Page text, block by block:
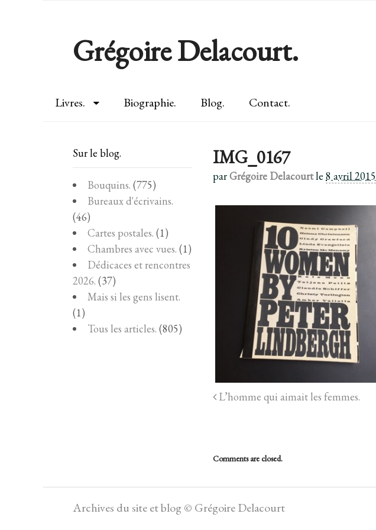
Grégoire Delacourt.
Livres. Biographie. Blog. Contact.
IMG_0167
parGrégoire Delacourtle 8 avril 2015
L’homme qui aimait les femmes.
Comments are closed.
Sur le blog.
Bouquins. (775)
Bureaux d'écrivains.
(46)
Cartes postales. (1)
Chambres avec vues. (1)
Dédicaces et rencontres
2026. (37)
Mais si les gens lisent.
(1)
Tous les articles. (805)
Archives du site et blog © Grégoire Delacourt